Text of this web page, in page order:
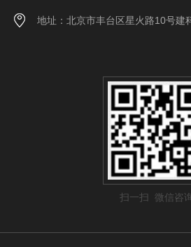
地址：北京市丰台区星火路10号建
扫一扫 微信咨